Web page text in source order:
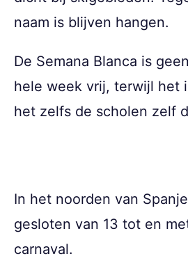
naam is blijven hangen.
De Semana Blanca is
hele week vrij, terwijl het
het zelfs de scholen zelf
In het noorden van
gesloten van 13 tot en
carnaval.